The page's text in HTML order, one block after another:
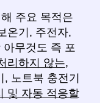
해 주요 목적은
온기, 주전자,
무것도 즉 포
리하지 않는,
, 노트북 충전기
및 자동 적응할